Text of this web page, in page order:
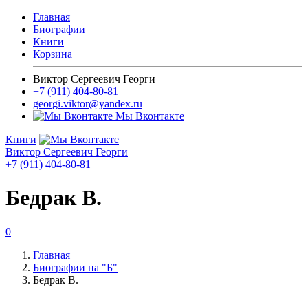
Главная
Биографии
Книги
Корзина
Виктор Сергеевич Георги
+7 (911) 404-80-81
georgi.viktor@yandex.ru
Мы Вконтакте
Книги
Виктор Сергеевич Георги
+7 (911) 404-80-81
Бедрак В.
0
Главная
Биографии на "Б"
Бедрак В.